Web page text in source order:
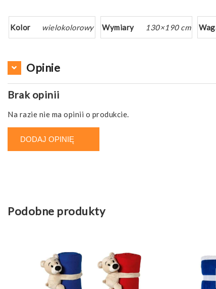
Kolor wielokolorowy Wymiary 130×190 cm
Opinie
Brak opinii
Na razie nie ma opinii o produkcie.
DODAJ OPINIĘ
Podobne produkty